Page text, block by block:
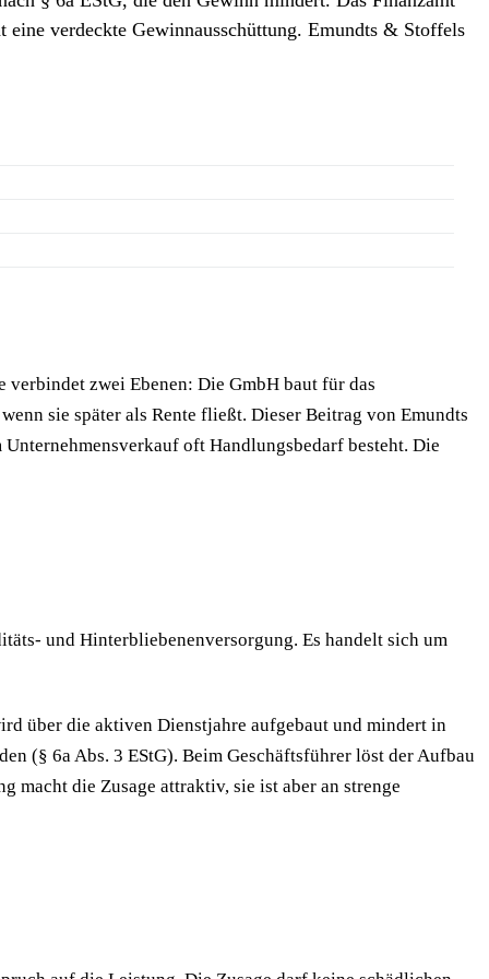
verdeckte Gewinnausschüttung. Emundts & Stoffels
verbindet zwei Ebenen: Die GmbH baut für das
sie später als Rente fließt. Dieser Beitrag von Emundts
oft Handlungsbedarf besteht. Die
und Hinterbliebenenversorgung. Es handelt sich um
über die aktiven Dienstjahre aufgebaut und mindert in
(§ 6a Abs. 3 EStG). Beim Geschäftsführer löst der Aufbau
macht die Zusage attraktiv, sie ist aber an strenge